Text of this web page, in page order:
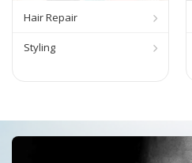
Hair Repair
Styling